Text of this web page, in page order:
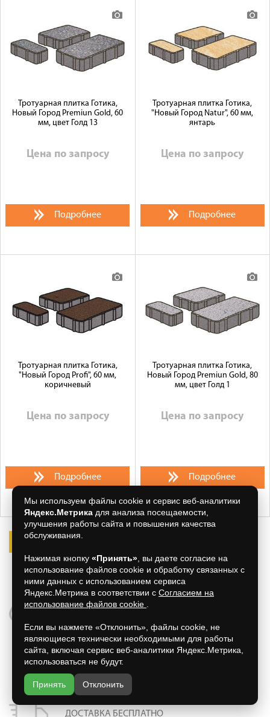
Тротуарная плитка Готика,
Новый Город Premiun Gold, 60
мм, цвет Голд 13
Цена по запросу
Подробнее
Тротуарная плитка Готика,
"Новый Город Natur", 60 мм,
янтарь
Цена по запросу
Подробнее
Тротуарная плитка Готика,
"Новый Город Profi", 60 мм,
коричневый
Цена по запросу
Подробнее
Тротуарная плитка Готика,
Новый Город Premiun Gold, 80
мм, цвет Голд 1
Цена по запросу
Подробнее
2 3
Товары1-60 из136
ПРОСМОТРЕННЫЕ ТОВАРЫ
СЕРТИФИКАТЫ НА ТОВАР
ДОСТАВКА БЕСПЛАТНО
Мы используем файлы cookie и сервис веб-аналитики
Яндекс.Метрика для анализа посещаемости,
улучшения работы сайта и повышения качества
обслуживания.
Нажимая кнопку «Принять» , вы даете согласие на
использование файлов cookie и обработку связанных с
ними данных с использованием сервиса
Яндекс.Метрика в соответствии с Согласием на
использование файлов cookie
Если вы нажмете «Отклонить», файлы cookie, не
являющиеся технически необходимыми для работы
сайта, включая сервис веб-аналитики Яндекс.Метрика,
использоваться не будут.
Принять Отклонить